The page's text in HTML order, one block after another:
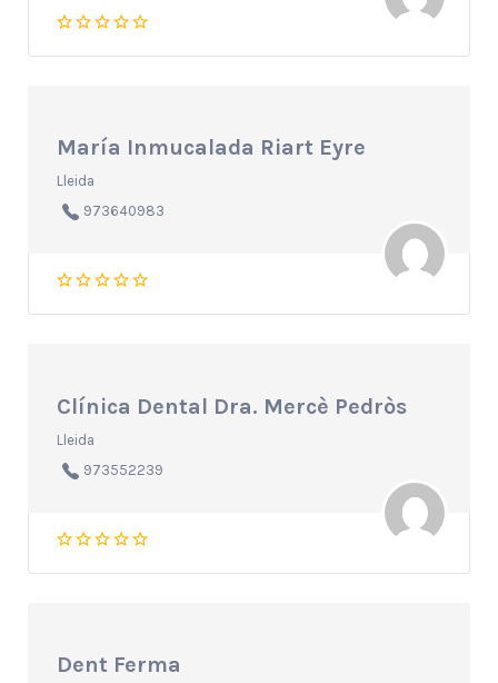
María Inmucalada Riart Eyre
Lleida
973640983
Clínica Dental Dra. Mercè Pedròs
Lleida
973552239
Dent Ferma